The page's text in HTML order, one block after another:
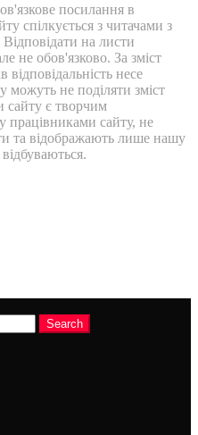
посилання в
спілкується з читачами з
на листи
не обов'язково. За зміст
відповідальність несе
можуть не поділяти зміст
сайту є творчим
працівниками сайту, не
та відображають лише нашу
Search